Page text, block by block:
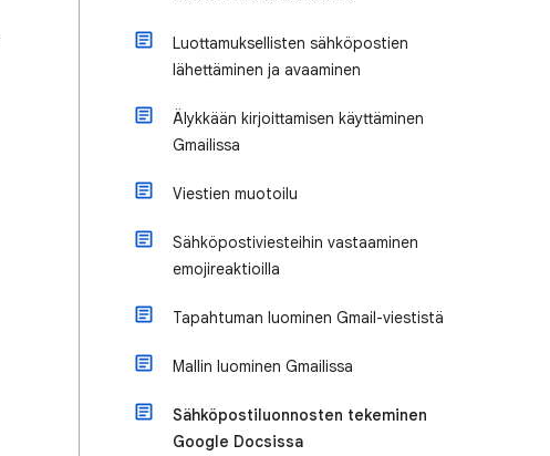
Luottamuksellisten sähköpostien
lähettäminen ja avaaminen
Älykkään kirjoittamisen käyttäminen
Gmailissa
Viestien muotoilu
Sähköpostiviesteihin vastaaminen
emojireaktioilla
Tapahtuman luominen Gmail-viestistä
Mallin luominen Gmailissa
Sähköpostiluonnosten tekeminen
Google Docsissa